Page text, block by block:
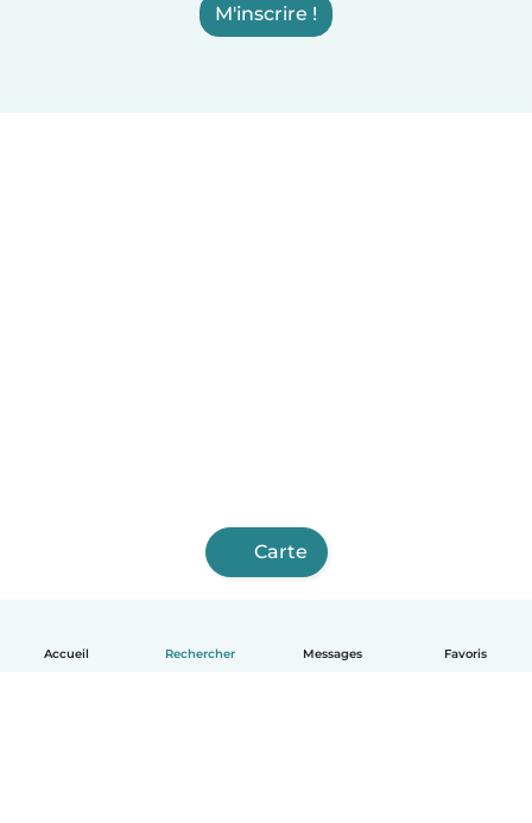
Accueil Rechercher Messages Favoris
M'inscrire !
Carte